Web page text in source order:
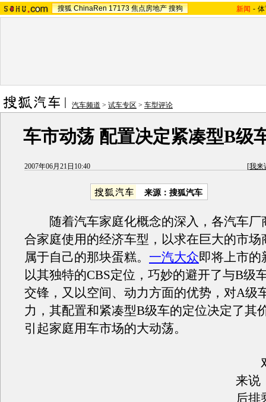
搜狐 ChinaRen 17173 焦点房地产 搜狗 新闻 -
汽车频道 > 试车专区 > 车型评论
车市动荡 配置决定紧凑型B级
2007年06月21日10:40 [我来
来源：搜狐汽车
随着汽车家庭化概念的深入，各汽车厂
合家庭使用的经济车型，以求在巨大的市场
属于自己的那块蛋糕。 一汽大众即将上市的
以其独特的CBS定位，巧妙的避开了与B级
交锋，又以空间、动力方面的优势，对A级
力，其配置和紧凑型B级车的定位决定了其
引起家庭用车市场的大动荡。
对
来说
后排